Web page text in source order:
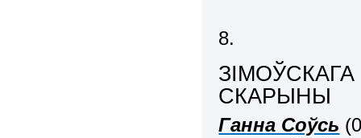
8.
СКАРЫНЫ
Ганна Соўсь (